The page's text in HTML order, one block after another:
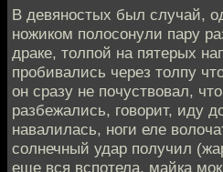
В девяностых был случай,
ножиком полосонули пару
драке, толпой на пятерых
пробивались через толпу
он сразу не почуствовал,
разбежались, говорит, иду
навалилась, ноги еле
солнечный удар получил
еще вся вспотела, майка